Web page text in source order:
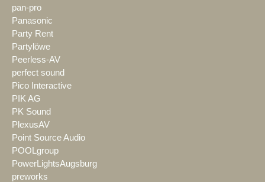
pan-pro
Panasonic
Party Rent
Partylöwe
Peerless-AV
perfect sound
Pico Interactive
PIK AG
PK Sound
PlexusAV
Point Source Audio
POOLgroup
PowerLightsAugsburg
preworks